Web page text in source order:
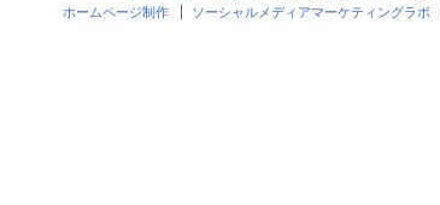
ホームページ制作
ソーシャルメディアマーケティングラボ